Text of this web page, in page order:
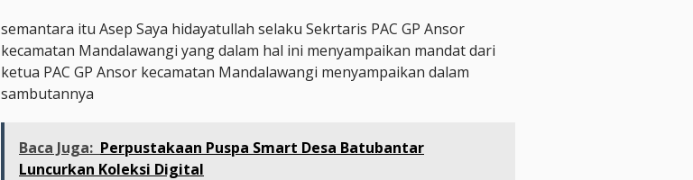
semantara itu Asep Saya hidayatullah selaku Sekrtaris PAC GP Ansor
kecamatan Mandalawangi yang dalam hal ini menyampaikan mandat dari
ketua PAC GP Ansor kecamatan Mandalawangi menyampaikan dalam
sambutannya
Baca Juga: Perpustakaan Puspa Smart Desa Batubantar
Luncurkan Koleksi Digital